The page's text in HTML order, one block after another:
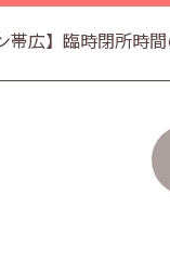
帯広】臨時閉所時間